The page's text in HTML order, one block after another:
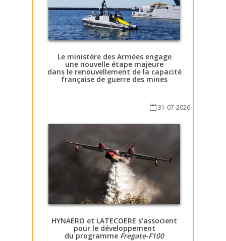
Le ministère des Armées engage
une nouvelle étape majeure
dans le renouvellement de la capacité
française de guerre des mines
31-07-2026
HYNAERO et LATECOERE s’associent
pour le développement
du programme Fregate-F100